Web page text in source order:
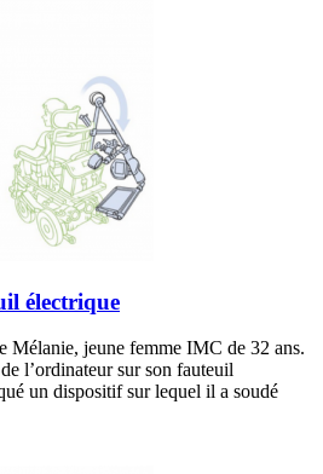
électrique
Mélanie, jeune femme IMC de 32 ans.
l’ordinateur sur son fauteuil
un dispositif sur lequel il a soudé